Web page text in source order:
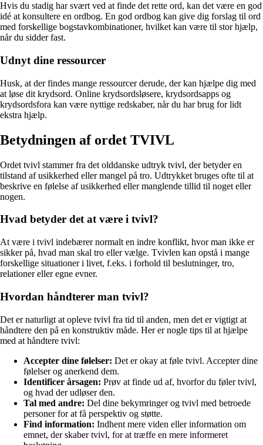
Hvis du stadig har svært ved at finde det rette ord, kan det være en god
idé at konsultere en ordbog. En god ordbog kan give dig forslag til ord
med forskellige bogstavkombinationer, hvilket kan være til stor hjælp,
når du sidder fast.
Udnyt dine ressourcer
Husk, at der findes mange ressourcer derude, der kan hjælpe dig med
at løse dit krydsord. Online krydsordsløsere, krydsordsapps og
krydsordsfora kan være nyttige redskaber, når du har brug for lidt
ekstra hjælp.
Betydningen af ordet TVIVL
Ordet tvivl stammer fra det olddanske udtryk tvivl, der betyder en
tilstand af usikkerhed eller mangel på tro. Udtrykket bruges ofte til at
beskrive en følelse af usikkerhed eller manglende tillid til noget eller
nogen.
Hvad betyder det at være i tvivl?
At være i tvivl indebærer normalt en indre konflikt, hvor man ikke er
sikker på, hvad man skal tro eller vælge. Tvivlen kan opstå i mange
forskellige situationer i livet, f.eks. i forhold til beslutninger, tro,
relationer eller egne evner.
Hvordan håndterer man tvivl?
Det er naturligt at opleve tvivl fra tid til anden, men det er vigtigt at
håndtere den på en konstruktiv måde. Her er nogle tips til at hjælpe
med at håndtere tvivl:
Accepter dine følelser: Det er okay at føle tvivl. Accepter dine
følelser og anerkend dem.
Identificer årsagen: Prøv at finde ud af, hvorfor du føler tvivl,
og hvad der udløser den.
Tal med andre: Del dine bekymringer og tvivl med betroede
personer for at få perspektiv og støtte.
Find information: Indhent mere viden eller information om
emnet, der skaber tvivl, for at træffe en mere informeret